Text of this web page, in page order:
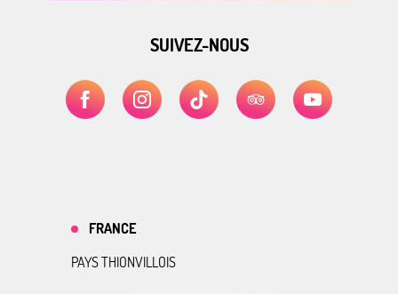
SUIVEZ-NOUS
FRANCE
PAYS THIONVILLOIS